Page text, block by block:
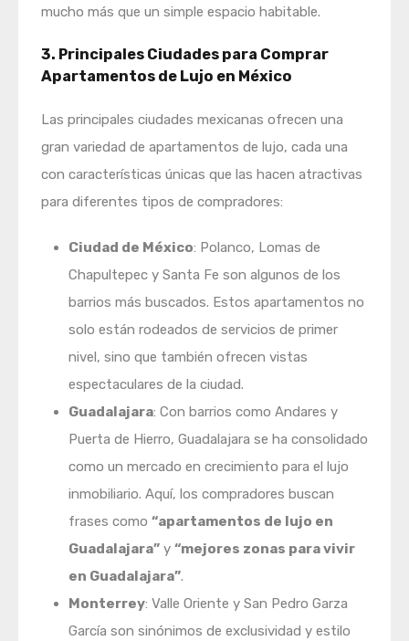
mucho más que un simple espacio habitable.
3. Principales Ciudades para Comprar
Apartamentos de Lujo en México
Las principales ciudades mexicanas ofrecen una
gran variedad de apartamentos de lujo, cada una
con características únicas que las hacen atractivas
para diferentes tipos de compradores:
Ciudad de México: Polanco, Lomas de
Chapultepec y Santa Fe son algunos de los
barrios más buscados. Estos apartamentos no
solo están rodeados de servicios de primer
nivel, sino que también ofrecen vistas
espectaculares de la ciudad.
Guadalajara: Con barrios como Andares y
Puerta de Hierro, Guadalajara se ha consolidado
como un mercado en crecimiento para el lujo
inmobiliario. Aquí, los compradores buscan
frases como “apartamentos de lujo en
Guadalajara” y “mejores zonas para vivir
en Guadalajara”.
Monterrey: Valle Oriente y San Pedro Garza
García son sinónimos de exclusividad y estilo